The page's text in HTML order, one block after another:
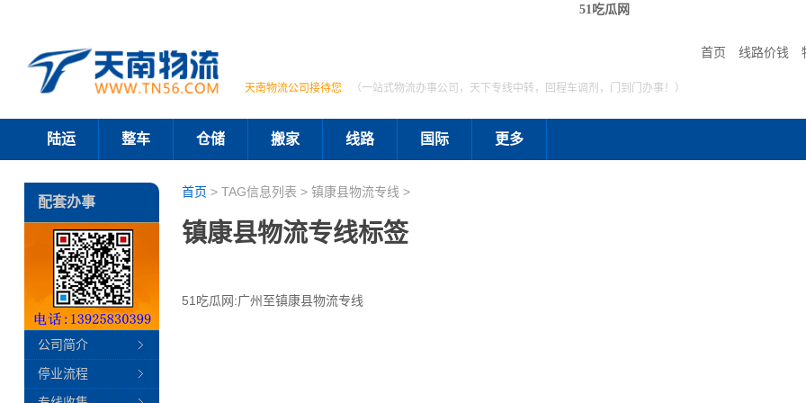
51吃瓜网
首页 线路价钱
天南物流公司接待您 （一站式物流办事公司，天下专线中转，回程车调剂，门到门办事！）
陆运 整车 仓储 搬家 线路 国际 更多
首页 > TAG信息列表 > 镇康县物流专线 >
镇康县物流专线标签
51吃瓜网:广州至镇康县物流专线
配套办事
公司简介
停业流程